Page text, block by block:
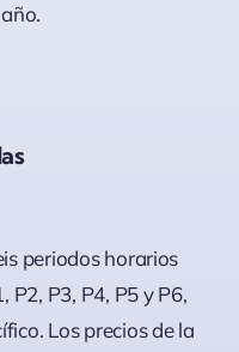
periodos horarios
P2, P3, P4, P5 y P6,
Los precios de la